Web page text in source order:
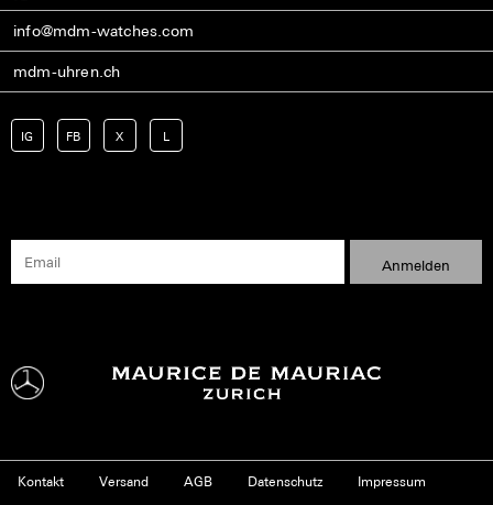
info@mdm-watches.com
mdm-uhren.ch
IG FB X L
Kontakt Versand AGB Datenschutz Impressum